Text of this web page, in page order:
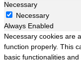
Necessary
Necessary
Always Enabled
Necessary cookies are
function properly. This
basic functionalities